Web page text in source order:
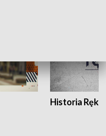
Historia Ręką